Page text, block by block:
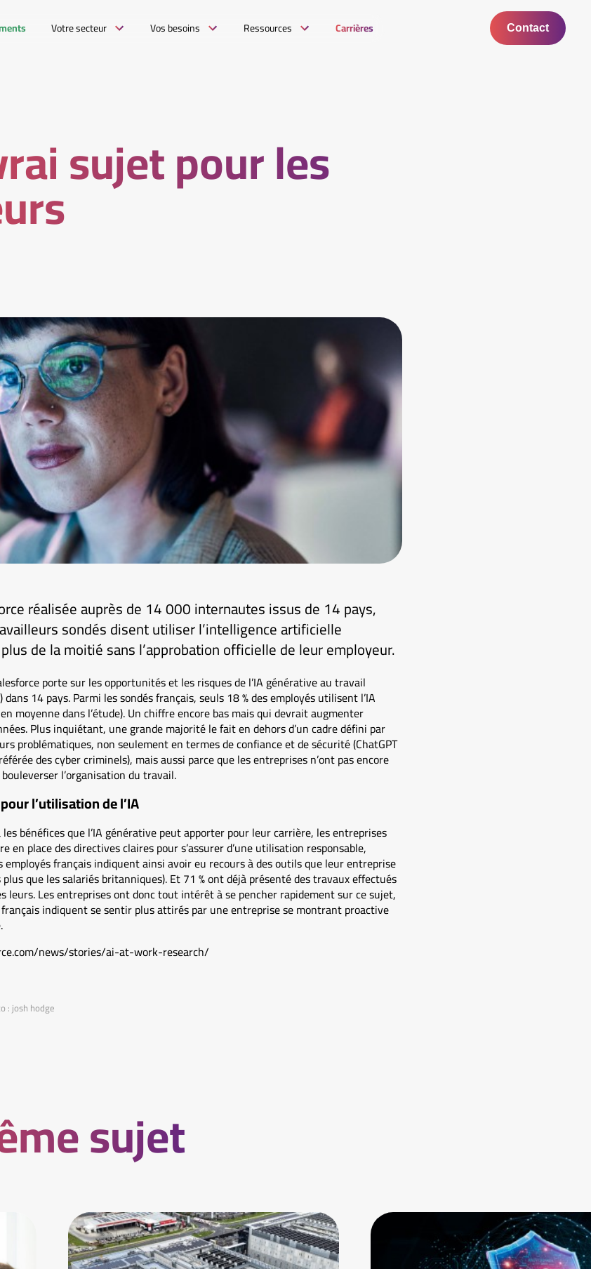
Votre secteur Vos besoins Ressources Carrières Contact
sujet pour les
réalisée auprès de 14 000 internautes issus de 14 pays,
sondés disent utiliser l’intelligence artificielle
de la moitié sans l’approbation officielle de leur employeur.
porte sur les opportunités et les risques de l’IA générative au travail
) dans 14 pays. Parmi les sondés français, seuls 18 % des employés utilisent l’IA
moyenne dans l’étude). Un chiffre encore bas mais qui devrait augmenter
Plus inquiétant, une grande majorité le fait en dehors d’un cadre défini par
problématiques, non seulement en termes de confiance et de sécurité (ChatGPT
des cyber criminels), mais aussi parce que les entreprises n’ont pas encore
l’organisation du travail.
l’utilisation de l’IA
bénéfices que l’IA générative peut apporter pour leur carrière, les entreprises
place des directives claires pour s’assurer d’une utilisation responsable,
employés français indiquent ainsi avoir eu recours à des outils que leur entreprise
que les salariés britanniques). Et 71 % ont déjà présenté des travaux effectués
leurs. Les entreprises ont donc tout intérêt à se pencher rapidement sur ce sujet,
indiquent se sentir plus attirés par une entreprise se montrant proactive
news/stories/ai-at-work-research/
: josh hodge
sujet